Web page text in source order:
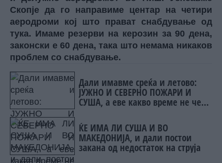
Скопје да го направиме центар на четири
аеродроми кој што прават снабдување од
тука. Имаме резерви на керозин за 90 дена,
законски е 60 дена, така што немама никаков
проблем со снабдување.
Дали имавме среќа и летово:
ЈУЖНО И СЕВEРНО ПОЖАРИ И
СУША, а еве какво време не чека
ЌЕ ИМА ЛИ СУША И ВО
МАКЕДОНИЈА, и дали постои
закана од недостаток на струја